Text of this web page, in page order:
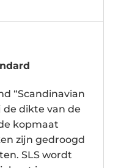
“Scandinavian
dikte van de
kopmaat
zijn gedroogd
SLS wordt